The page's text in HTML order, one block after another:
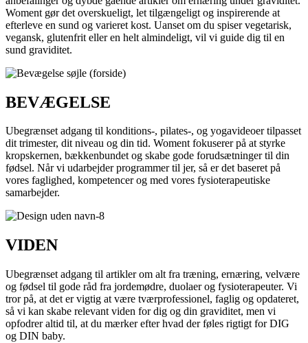
Woment gør det overskueligt, let tilgængeligt og inspirerende at
efterleve en sund og varieret kost. Uanset om du spiser vegetarisk,
vegansk, glutenfrit eller en helt almindeligt, vil vi guide dig til en
sund graviditet.
BEVÆGELSE
Ubegrænset adgang til konditions-, pilates-, og yogavideoer tilpasset
dit trimester, dit niveau og din tid. Woment fokuserer på at styrke
kropskernen, bækkenbundet og skabe gode forudsætninger til din
fødsel. Når vi udarbejder programmer til jer, så er det baseret på
vores faglighed, kompetencer og med vores fysioterapeutiske
samarbejder.
VIDEN
Ubegrænset adgang til artikler om alt fra træning, ernæring, velvære
og fødsel til gode råd fra jordemødre, duolaer og fysioterapeuter. Vi
tror på, at det er vigtig at være tværprofessionel, faglig og opdateret,
så vi kan skabe relevant viden for dig og din graviditet, men vi
opfodrer altid til, at du mærker efter hvad der føles rigtigt for DIG
og DIN baby.